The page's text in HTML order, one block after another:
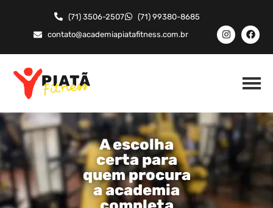
(71) 3506-2507
(71) 99380-8685
contato@academiapiatafitness.com.br
A escolha
certa para
quem procura
a academia